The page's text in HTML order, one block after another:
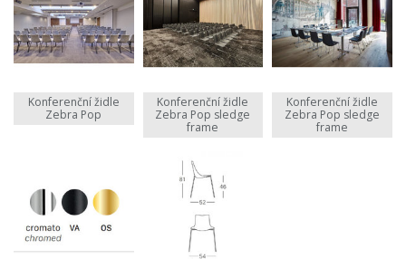
Konferenční židle
Zebra Pop
Konferenční židle
Zebra Pop sledge
frame
Konferenční židle
Zebra Pop sledge
frame